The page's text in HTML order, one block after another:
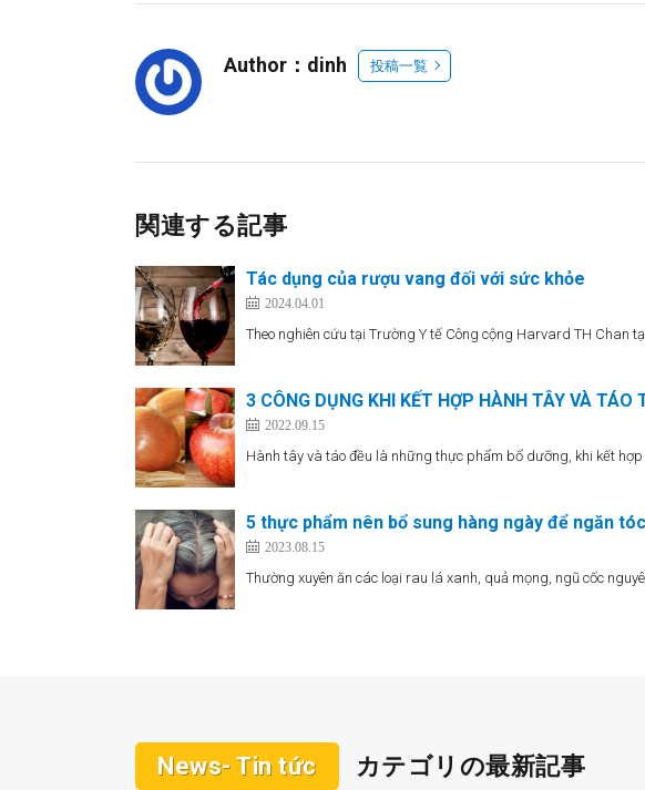
Author：dinh 投稿一覧
関連する記事
Tác dụng của rượu vang đối với sức khỏe
2024.04.01
Theo nghiên cứu tại Trường Y tế Công cộng Harvard TH Chan tại
3 CÔNG DỤNG KHI KẾT HỢP HÀNH TÂY VÀ TÁO
2022.09.15
Hành tây và táo đều là những thực phẩm bổ dưỡng, khi kết hợp
5 thực phẩm nên bổ sung hàng ngày để ngăn
2023.08.15
Thường xuyên ăn các loại rau lá xanh, quả mọng, ngũ cốc
News- Tin tức カテゴリの最新記事